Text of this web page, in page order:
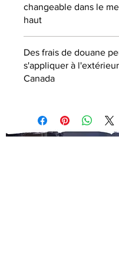
changeable dans le
haut
Des frais de douane
s'appliquer à
Canada